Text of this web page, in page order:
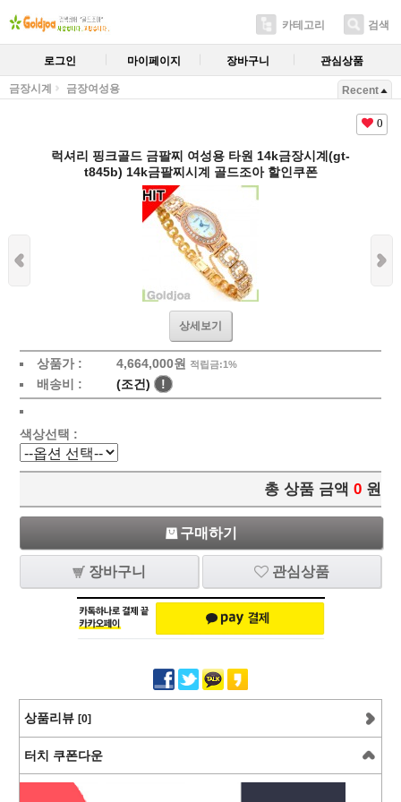
카테고리 검색
로그인 마이페이지 장바구니 관심상품
금장시계 금장여성용 Recent
0
럭셔리 핑크골드 금팔찌 여성용 타원 14k금장시계(gt-
t845b) 14k금팔찌시계 골드조아 할인쿠폰
상세보기
상품가 : 4,664,000원 적립금:1%
배송비 : (조건) !
색상선택 :
총 상품 금액 0 원
구매하기
장바구니 관심상품
상품리뷰 [0]
터치 쿠폰다운